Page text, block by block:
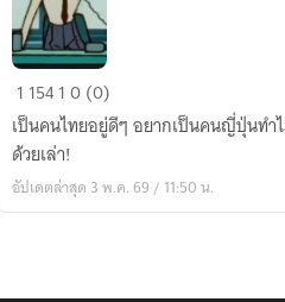
|Detective
Conan|
คดี
อะไร
พี่
1 15410 (0)
เป็นคนไทยอยู่ดีๆ อยากเป็นคนญี่ปุ่นท
ด้วยเล่า!
อัปเดตล่าสุด 3 พ.ค. 69 / 11:50 น.